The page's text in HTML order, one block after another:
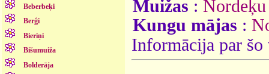
Beberbeķi
Berģi
Bieriņi
Bišumuiža
Bolderāja
Muižas :
Kungu mājas :
Informācija par